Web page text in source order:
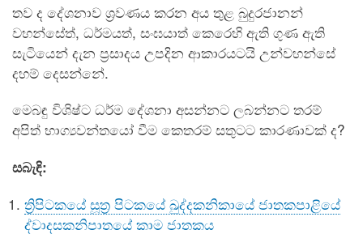
තව ද දේශනාව ශ්‍රවණය කරන අය තුළ බුදුරජානන්
වහන්සේත්, ධර්මයත්, සංඝයාත් කෙරෙහි ඇති ගුණ ඇති
සැටියෙන් දැන ප්‍රසාදය උපදින ආකාරයටයි උන්වහන්සේ
දහම් දෙසන්නේ.
මෙබඳු විශිෂ්ට ධර්ම දේශනා අසන්නට ලබන්නට තරම්
අපිත් භාග්‍යවන්තයෝ වීම කෙතරම් සතුටට කාරණාවක් ද?
සබැඳි:
ත්‍රිපිටකයේ සූත්‍ර පිටකයේ ඛුද්‌දකනිකායේ ජාතකපාළියේ
ද්‌වාදසකනිපාතයේ කාම ජාතකය